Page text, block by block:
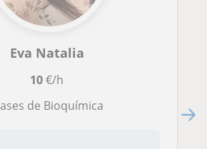
Eva Natalia
10€/h
de Bioquímica